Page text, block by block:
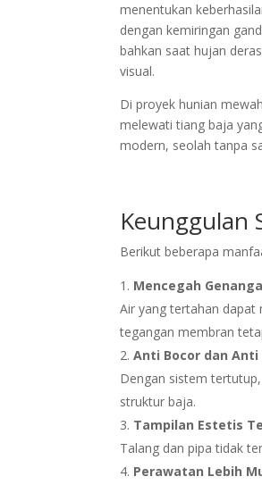
menentukan
dengan kemiringan
bahkan saat hujan
visual.
Di proyek hunian
melewati tiang baja
modern, seolah tanpa
Keunggulan
Berikut beberapa
Mencegah
Air yang tertahan dapat
tegangan membran
Anti Bocor dan Anti
Dengan sistem
struktur baja.
Tampilan Estetis
Talang dan pipa tidak
Perawatan Lebih